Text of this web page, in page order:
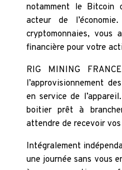
notamment le Bitcoin
acteur de
cryptomonnaies, vous
financière pour votre
RIG MINING
l’approvisionnement
en service de
boitier prêt à
attendre de recevoir
Intégralement
une journée sans vous